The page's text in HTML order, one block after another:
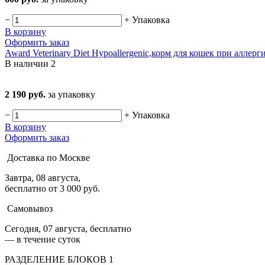
− + Упаковка
В корзину
Оформить заказ
Award Veterinary Diet Hypoallergenic,корм для кошек при
В наличии 2
2 190 руб. за упаковку
− + Упаковка
В корзину
Оформить заказ
Доставка по Москве
Завтра, 08 августа,
бесплатно от 3 000 руб.
Самовывоз
Сегодня, 07 августа, бесплатно
— в течение суток
РАЗДЕЛЕНИЕ БЛОКОВ 1